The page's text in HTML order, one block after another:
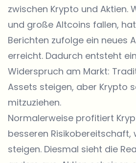
zwischen Krypto und Aktien.
und große Altcoins fallen,
Berichten zufolge ein neues
erreicht. Dadurch entsteht
Widerspruch am Markt:
Assets steigen, aber Krypto
mitzuziehen.
Normalerweise profitiert
besseren Risikobereitschaft,
steigen. Diesmal sieht die